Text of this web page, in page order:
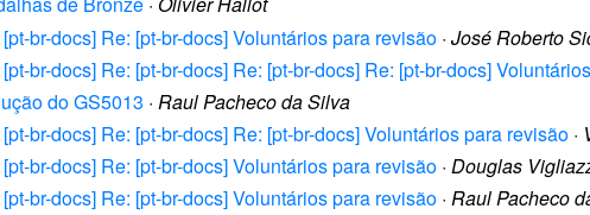
br-docs] Re: [pt-br-docs] Voluntários para revisão · José Roberto
br-docs] Re: [pt-br-docs] Re: [pt-br-docs] Re: [pt-br-docs]
do GS5013 · Raul Pacheco da Silva
br-docs] Re: [pt-br-docs] Re: [pt-br-docs] Voluntários para revisão ·
br-docs] Re: [pt-br-docs] Voluntários para revisão · Douglas
br-docs] Re: [pt-br-docs] Voluntários para revisão · Raul Pacheco